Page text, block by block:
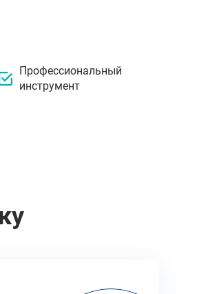
Профессиональный
инструмент